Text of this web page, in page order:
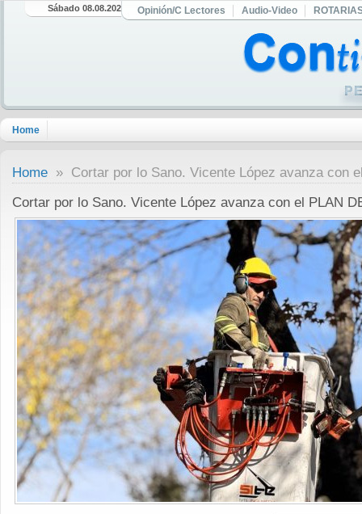
Sábado 08.08.2026 Opinión/C Lectores Audio-Video
Home
Home » Cortar por lo Sano. Vicente López avanza con
Cortar por lo Sano. Vicente López avanza con el PLAN